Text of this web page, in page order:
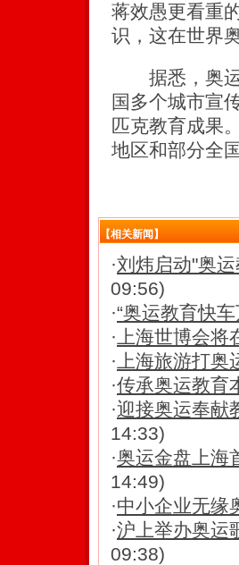
蒋效愚更看重
识，这在世界
据悉，奥运
国多个城市宣
匹克教育成果
地区和部分全
【相关新闻】
·刘炜启动"奥
09:56)
·“奥运教育快
· 上海世博会
· 上海旅游打奥
·传承奥运教育
·迎接奥运奉献
14:33)
·奥运金盘上海
14:49)
·中小企业无缘
·沪上举办奥运
09:38)